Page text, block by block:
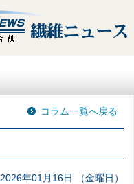
コラム一覧へ戻る
2026年01月16日 （金曜日）